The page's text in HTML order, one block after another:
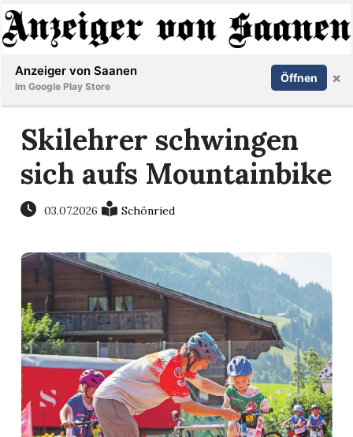
Abonnieren Anmelden
Skilehrer schwingen
sich aufs Mountainbike
03.07.2026 Schönried
Anzeiger von Saanen
Im Google Play Store
Öffnen ×